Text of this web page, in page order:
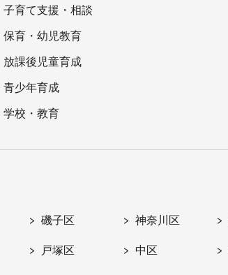
子育て支援・相談
保育・幼児教育
放課後児童育成
青少年育成
学校・教育
磯子区 神奈川区
戸塚区 中区